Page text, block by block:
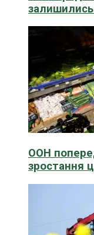
ООН
зростання